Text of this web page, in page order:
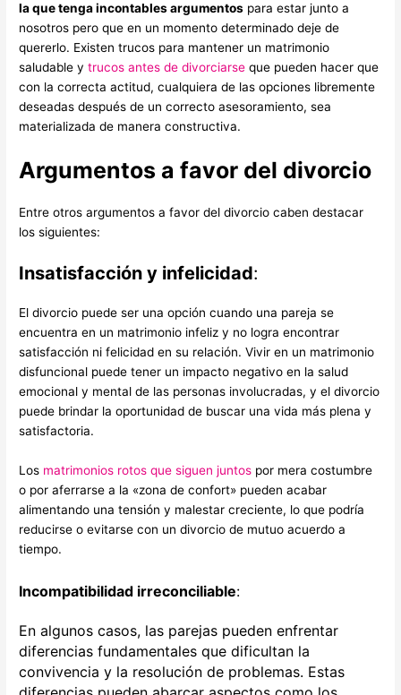
la que tenga incontables argumentos para estar junto a
nosotros pero que en un momento determinado deje de
quererlo. Existen trucos para mantener un matrimonio
saludable ytrucos antes de divorciarse que pueden hacer que
con la correcta actitud, cualquiera de las opciones libremente
deseadas después de un correcto asesoramiento, sea
materializada de manera constructiva.
Argumentos a favor del divorcio
Entre otros argumentos a favor del divorcio caben destacar
los siguientes:
Insatisfacción y infelicidad:
El divorcio puede ser una opción cuando una pareja se
encuentra en un matrimonio infeliz y no logra encontrar
satisfacción ni felicidad en su relación. Vivir en un matrimonio
disfuncional puede tener un impacto negativo en la salud
emocional y mental de las personas involucradas, y el divorcio
puede brindar la oportunidad de buscar una vida más plena y
satisfactoria.
Los matrimonios rotos que siguen juntos por mera costumbre
o por aferrarse a la «zona de confort» pueden acabar
alimentando una tensión y malestar creciente, lo que podría
reducirse o evitarse con un divorcio de mutuo acuerdo a
tiempo.
Incompatibilidad irreconciliable:
En algunos casos, las parejas pueden enfrentar
diferencias fundamentales que dificultan la
convivencia y la resolución de problemas. Estas